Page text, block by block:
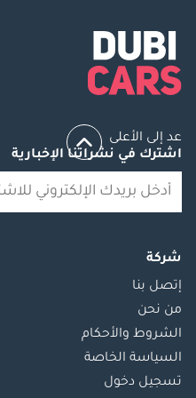
عد إلى الأعلى
اشترك في نشراتنا الإخبارية
شركة
إتصل بنا
من نحن
الشروط والأحكام
السياسة الخاصة
تسجيل دخول